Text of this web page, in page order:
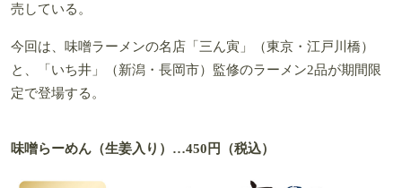
売している。
今回は、味噌ラーメンの名店「三ん寅」（東京・江戸川橋）
と、「いち井」（新潟・長岡市）監修のラーメン2品が期間限
定で登場する。
味噌らーめん（生姜入り）…450円（税込）